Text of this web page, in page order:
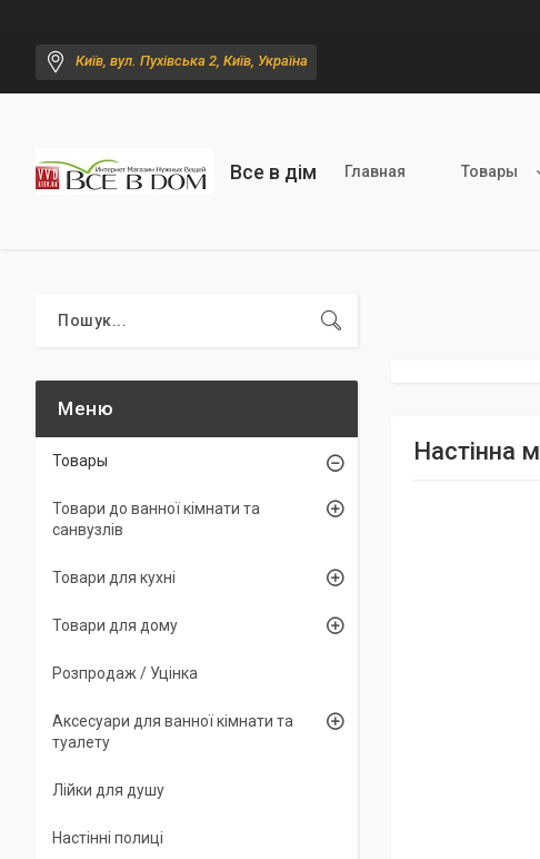
Київ, вул. Пухівська 2, Київ, Україна
Все в дім Главная Товары
Настінна
Товары
Товари до ванної кімнати та
санвузлів
Товари для кухні
Товари для дому
Розпродаж / Уцінка
Аксесуари для ванної кімнати та
туалету
Лійки для душу
Настінні полиці